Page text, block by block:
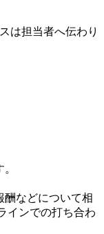
は担当者へ伝わり
酬などについて相
インでの打ち合わ